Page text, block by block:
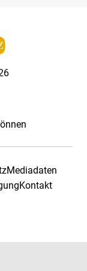
Mediadaten
Kontakt